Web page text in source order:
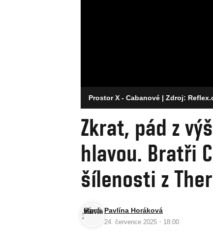
Prostor X - Cabanové | Zdroj:
Zkrat, pád z
hlavou. Bratři
šílenosti z
Pavlína Horáková
24. července 2025 · 18:00